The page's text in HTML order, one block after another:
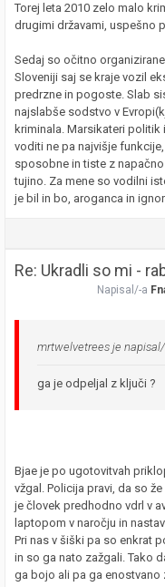
Torej leta 2010 zelo malo
drugimi državami, uspešno
Sedaj so očitno
Sloveniji saj se kraje vozil
predrzne in pogoste. Slab
najslabše sodstvo v
kriminala. Marsikateri politik
voditi ne pa najvišje
sposobne in tiste z
tujino. Za mene so vodilni
je bil in bo, aroganca in
Re: Ukradli so mi -
Napisal/-a
mrtwelvetrees je
ga je odpeljal z ključi ?
Bjae je po ugotovitvah
vžgal. Policija pravi, da so
je človek predhodno vdrl v
laptopom v naročju in
Pri nas v šiški pa so enkrat
in so ga nato zažgali. Tako
ga bojo ali pa ga enostvano